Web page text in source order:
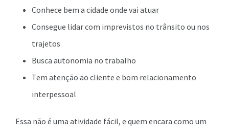
Conhece bem a cidade onde vai atuar
Consegue lidar com imprevistos no trânsito ou nos
trajetos
Busca autonomia no trabalho
Tem atenção ao cliente e bom relacionamento
interpessoal
Essa não é uma atividade fácil, e quem encara como um